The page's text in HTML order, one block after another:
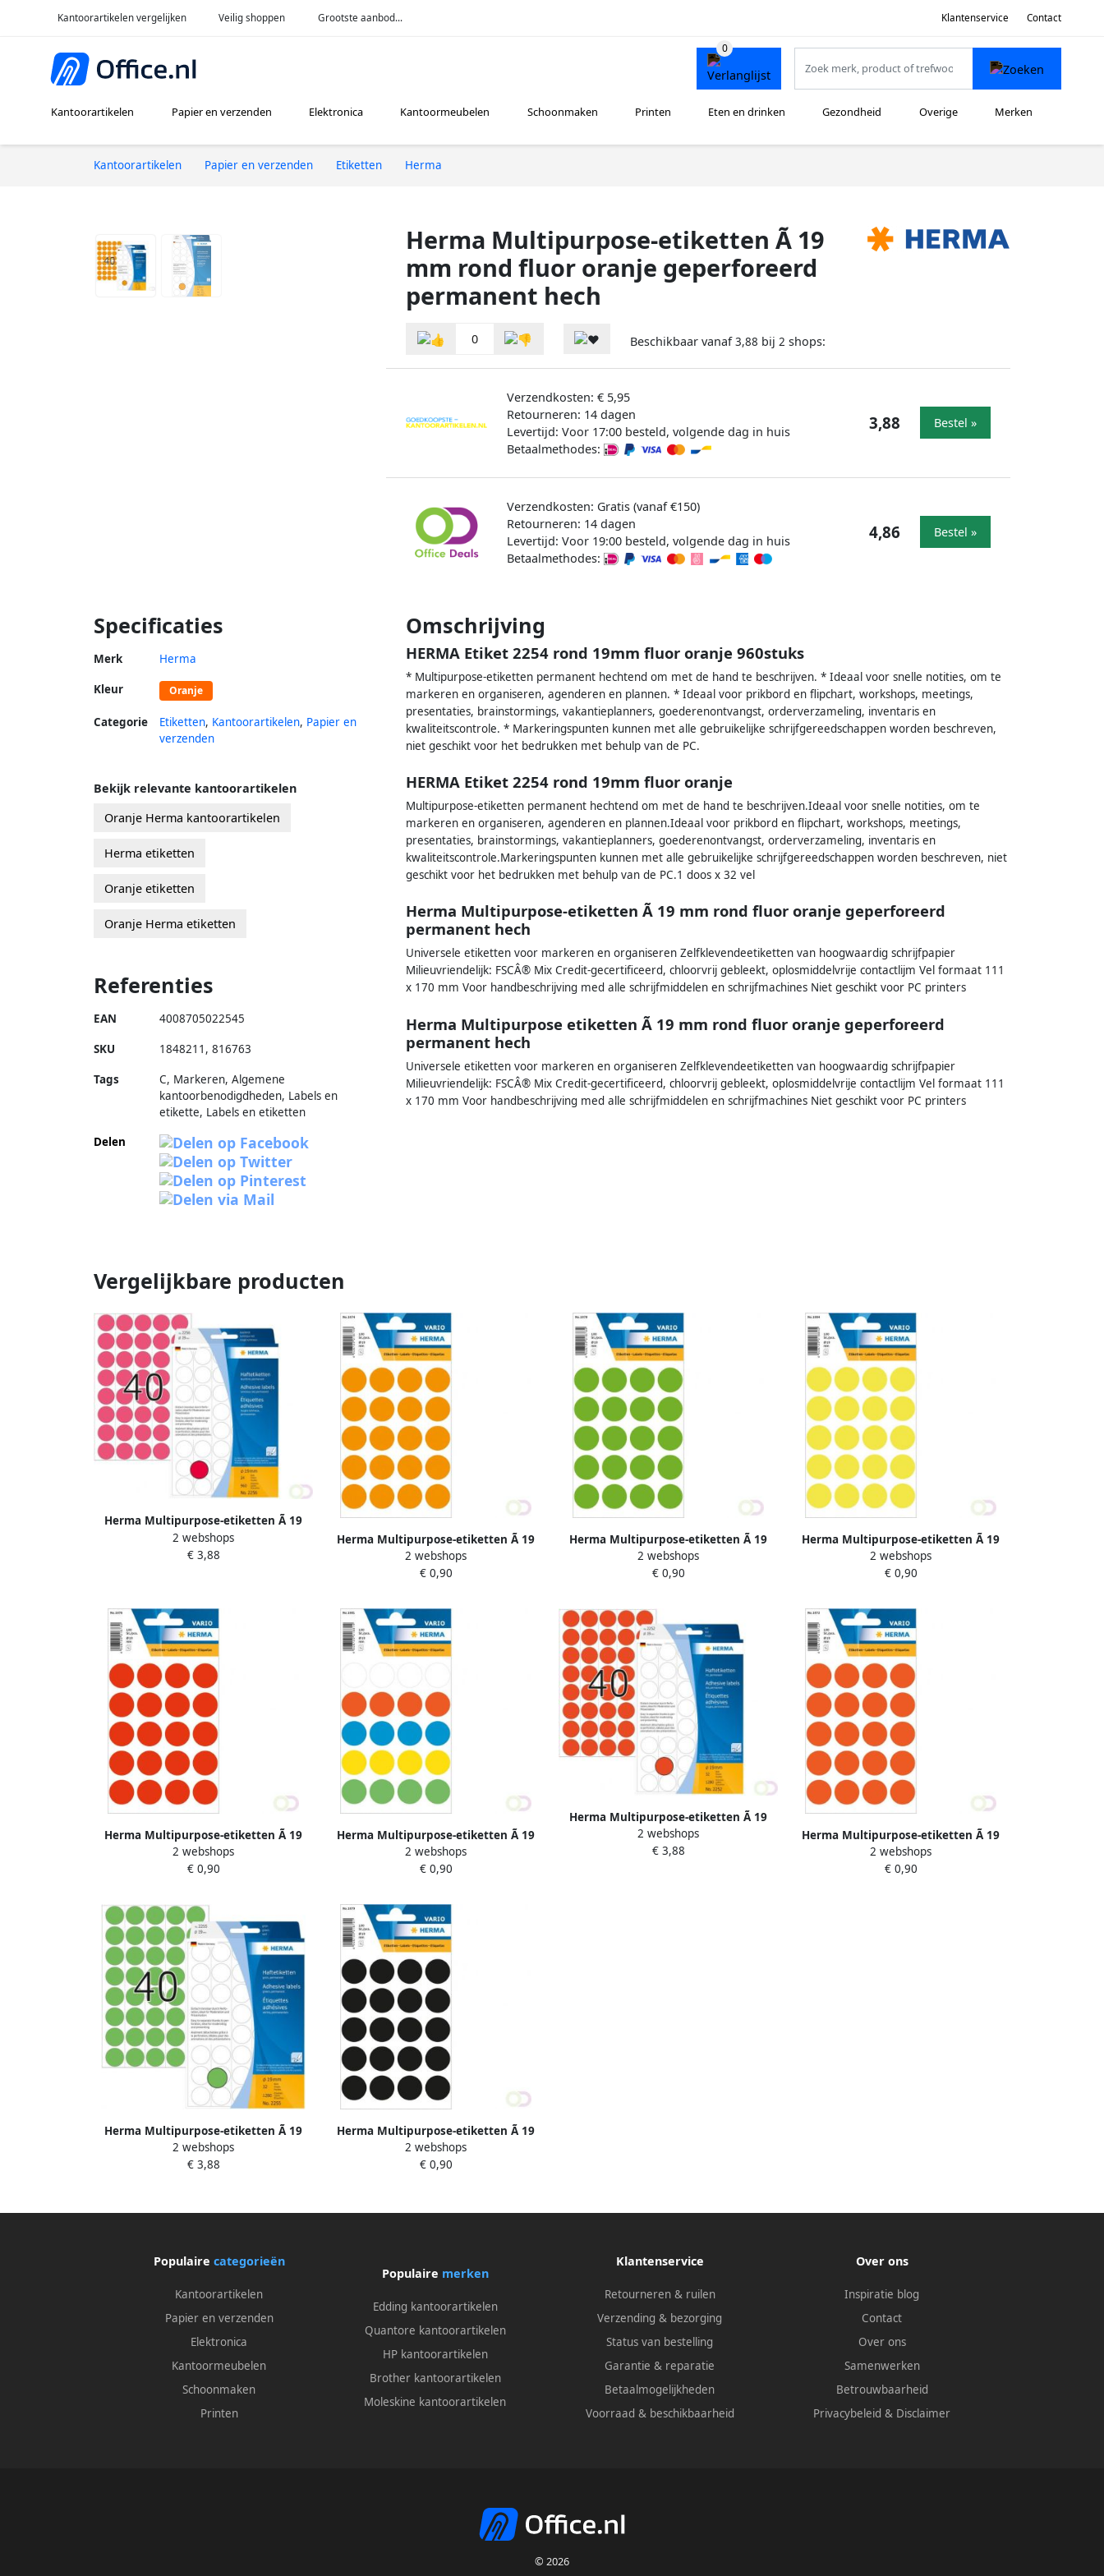
Kantoorartikelen vergelijken Veilig shoppen Grootste aanbod... Klantenservice Contact
Kantoorartikelen Papier en verzenden Elektronica Kantoormeubelen Schoonmaken Printen Eten en drinken Gezondheid Overige Merken
Kantoorartikelen Papier en verzenden Etiketten Herma
Herma Multipurpose-etiketten Ã 19
mm rond fluor oranje geperforeerd
permanent hech
0 Beschikbaar vanaf3,88 bij 2 shops:
Verzendkosten: € 5,95
Retourneren: 14 dagen
Levertijd: Voor 17:00 besteld, volgende dag in huis
Betaalmethodes:
3,88 Bestel »
Verzendkosten: Gratis (vanaf €150)
Retourneren: 14 dagen
Levertijd: Voor 19:00 besteld, volgende dag in huis
Betaalmethodes:
4,86 Bestel »
Specificaties
Merk Herma
Kleur Oranje
Categorie Etiketten, Kantoorartikelen, Papier en
verzenden
Omschrijving
HERMA Etiket 2254 rond 19mm fluor oranje 960stuks
* Multipurpose-etiketten permanent hechtend om met de hand te beschrijven. * Ideaal voor snelle notities, om te
markeren en organiseren, agenderen en plannen. * Ideaal voor prikbord en flipchart, workshops, meetings,
presentaties, brainstormings, vakantieplanners, goederenontvangst, orderverzameling, inventaris en
kwaliteitscontrole. * Markeringspunten kunnen met alle gebruikelijke schrijfgereedschappen worden beschreven,
niet geschikt voor het bedrukken met behulp van de PC.
HERMA Etiket 2254 rond 19mm fluor oranje
Multipurpose-etiketten permanent hechtend om met de hand te beschrijven.Ideaal voor snelle notities, om te
markeren en organiseren, agenderen en plannen.Ideaal voor prikbord en flipchart, workshops, meetings,
presentaties, brainstormings, vakantieplanners, goederenontvangst, orderverzameling, inventaris en
kwaliteitscontrole.Markeringspunten kunnen met alle gebruikelijke schrijfgereedschappen worden beschreven, niet
geschikt voor het bedrukken met behulp van de PC.1 doos x 32 vel
Herma Multipurpose-etiketten Ã 19 mm rond fluor oranje geperforeerd
permanent hech
Universele etiketten voor markeren en organiseren Zelfklevendeetiketten van hoogwaardig schrijfpapier
Milieuvriendelijk: FSCÂ® Mix Credit-gecertificeerd, chloorvrij gebleekt, oplosmiddelvrije contactlijm Vel formaat 111
x 170 mm Voor handbeschrijving med alle schrijfmiddelen en schrijfmachines Niet geschikt voor PC printers
Herma Multipurpose etiketten Ã 19 mm rond fluor oranje geperforeerd
permanent hech
Universele etiketten voor markeren en organiseren Zelfklevendeetiketten van hoogwaardig schrijfpapier
Milieuvriendelijk: FSCÂ® Mix Credit-gecertificeerd, chloorvrij gebleekt, oplosmiddelvrije contactlijm Vel formaat 111
x 170 mm Voor handbeschrijving med alle schrijfmiddelen en schrijfmachines Niet geschikt voor PC printers
Bekijk relevante kantoorartikelen
Oranje Herma kantoorartikelen
Herma etiketten
Oranje etiketten
Oranje Herma etiketten
Referenties
EAN 4008705022545
SKU 1848211 , 816763
Tags
C, Markeren, Algemene
kantoorbenodigdheden, Labels en
etikette, Labels en etiketten
Delen
Vergelijkbare producten
Herma Multipurpose-etiketten Ã 19
mm rond fluor rood geperforeerd
permanent hechte
2 webshops
€ 3,88
Herma Multipurpose-etiketten Ã 19
mm rond fluor oranje permanent
hechtend om met d
2 webshops
€ 0,90
Herma Multipurpose-etiketten Ã 19
mm rond fluor groen permanent
hechtend om met de
2 webshops
€ 0,90
Herma Multipurpose-etiketten Ã 19
mm rond fluor geel permanent
hechtend om met de
2 webshops
€ 0,90
Herma Multipurpose-etiketten Ã 19
mm rond fluor rood permanent
hechtend om met de
2 webshops
€ 0,90
Herma Multipurpose-etiketten Ã 19
mm rond kleuren gesorteerd
permanent hechtend om
2 webshops
€ 0,90
Herma Multipurpose-etiketten Ã 19
mm rond rood geperforeerd
permanent hechtend om
2 webshops
€ 3,88
Herma Multipurpose-etiketten Ã 19
mm rond rood permanent hechtend
om met de hand t
2 webshops
€ 0,90
Herma Multipurpose-etiketten Ã 19
mm rond groen geperforeerd
permanent hechtend o
2 webshops
€ 3,88
Herma Multipurpose-etiketten Ã 19
mm rond zwart permanent hechtend
om met de hand t
2 webshops
€ 0,90
Populaire categorieën
Kantoorartikelen
Papier en verzenden
Elektronica
Kantoormeubelen
Schoonmaken
Printen
Populaire merken
Edding kantoorartikelen
Quantore kantoorartikelen
HP kantoorartikelen
Brother kantoorartikelen
Moleskine kantoorartikelen
Klantenservice
Retourneren & ruilen
Verzending & bezorging
Status van bestelling
Garantie & reparatie
Betaalmogelijkheden
Voorraad & beschikbaarheid
Over ons
Inspiratie blog
Contact
Over ons
Samenwerken
Betrouwbaarheid
Privacybeleid & Disclaimer
© 2026